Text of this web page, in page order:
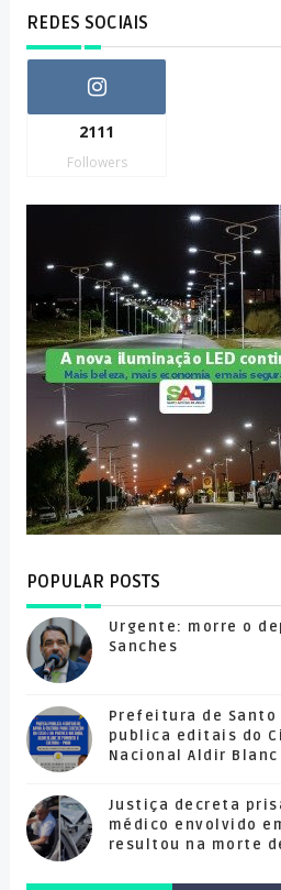
REDES SOCIAIS
2111
Followers
POPULAR POSTS
Urgente: morre o
Sanches
Prefeitura de Santo
publica editais do
Nacional Aldir Blanc
Justiça decreta
médico envolvido
resultou na morte